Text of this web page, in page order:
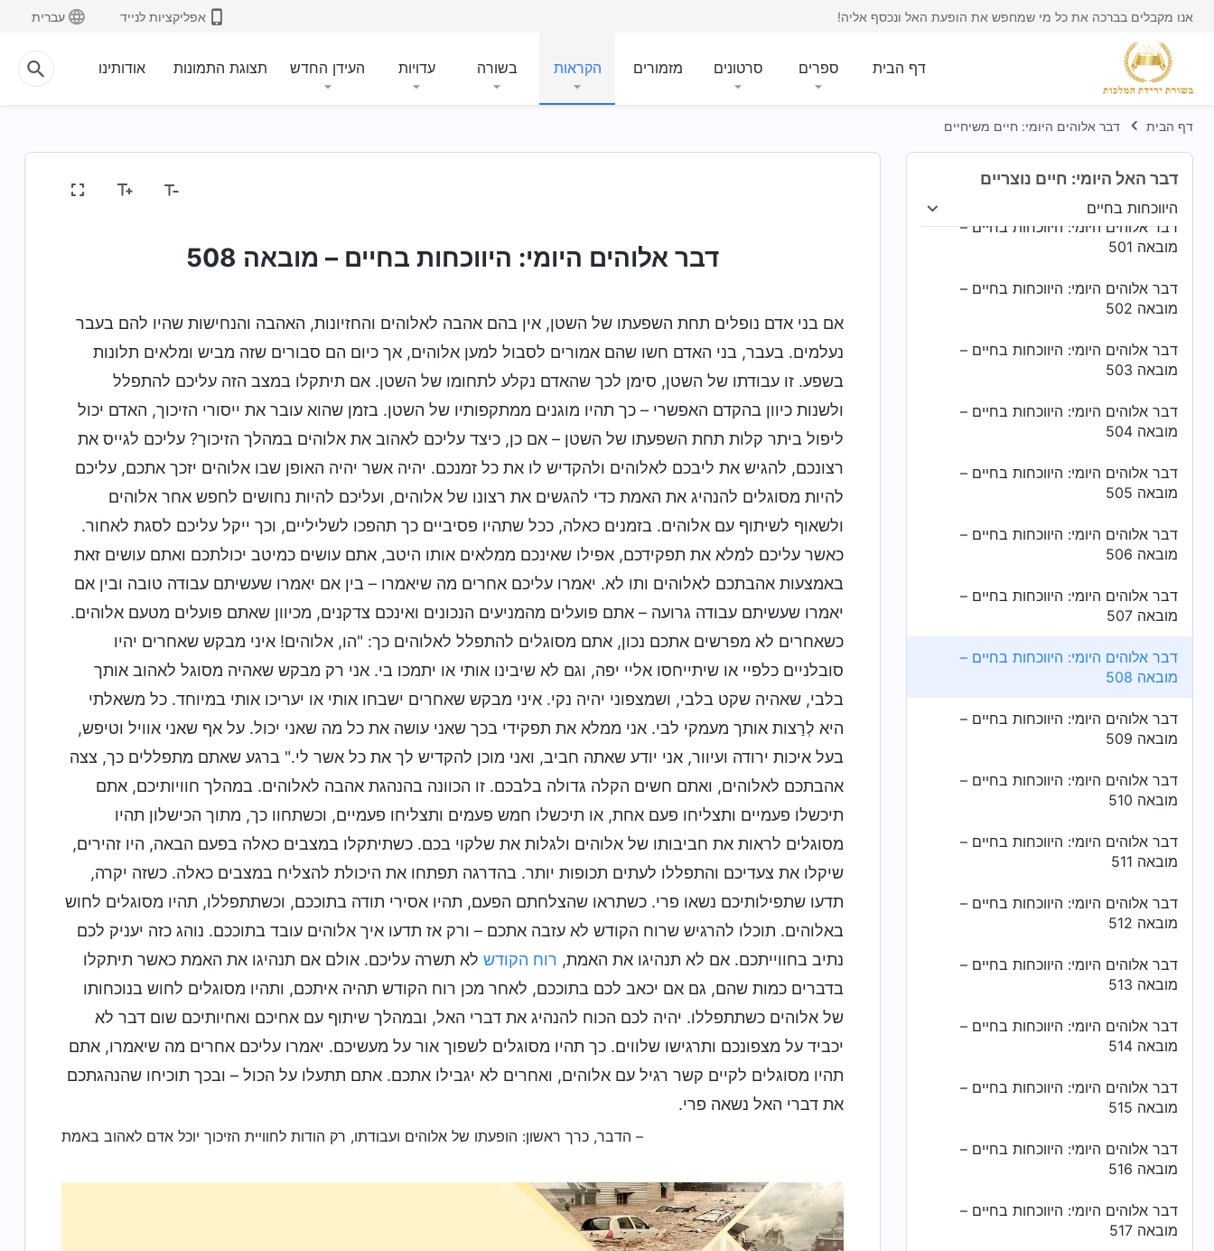
אנו מקבלים בברכה את כל מי שמחפש את הופעת האל ונכסף אליה! אפליקציות לנייד עברית
דף הבית ספרים סרטונים מזמורים הקראות בשורה עדויות העידן החדש תצוגת התמונות אודותינו
דף הבית דבר אלוהים היומי: חיים משיחיים
דבר האל היומי: חיים נוצריים
היווכחות בחיים
של האנושות היווכחות בחיים ייעודים ותוצאות
דבר אלוהים היומי: היווכחות בחיים –
מובאה 498
מובאה 499
מובאה 500
דבר אלוהים היומי: היווכחות בחיים –
מובאה 501
דבר אלוהים היומי: היווכחות בחיים –
מובאה 502
דבר אלוהים היומי: היווכחות בחיים –
מובאה 503
דבר אלוהים היומי: היווכחות בחיים –
מובאה 504
דבר אלוהים היומי: היווכחות בחיים –
מובאה 505
דבר אלוהים היומי: היווכחות בחיים –
מובאה 506
דבר אלוהים היומי: היווכחות בחיים –
מובאה 507
דבר אלוהים היומי: היווכחות בחיים –
מובאה 508
דבר אלוהים היומי: היווכחות בחיים –
מובאה 509
דבר אלוהים היומי: היווכחות בחיים –
מובאה 510
דבר אלוהים היומי: היווכחות בחיים –
מובאה 511
דבר אלוהים היומי: היווכחות בחיים –
מובאה 512
דבר אלוהים היומי: היווכחות בחיים –
מובאה 513
דבר אלוהים היומי: היווכחות בחיים –
מובאה 514
דבר אלוהים היומי: היווכחות בחיים –
מובאה 515
דבר אלוהים היומי: היווכחות בחיים –
מובאה 516
דבר אלוהים היומי: היווכחות בחיים –
מובאה 517
דבר אלוהים היומי: היווכחות בחיים – מובאה 508
אם בני אדם נופלים תחת השפעתו של השטן, אין בהם אהבה לאלוהים והחזיונות, האהבה והנחישות שהיו להם בעבר
נעלמים. בעבר, בני האדם חשו שהם אמורים לסבול למען אלוהים, אך כיום הם סבורים שזה מביש ומלאים תלונות
בשפע. זו עבודתו של השטן, סימן לכך שהאדם נקלע לתחומו של השטן. אם תיתקלו במצב הזה עליכם להתפלל
ולשנות כיוון בהקדם האפשרי – כך תהיו מוגנים ממתקפותיו של השטן. בזמן שהוא עובר את ייסורי הזיכוך, האדם יכול
ליפול ביתר קלות תחת השפעתו של השטן – אם כן, כיצד עליכם לאהוב את אלוהים במהלך הזיכוך? עליכם לגייס את
רצונכם, להגיש את ליבכם לאלוהים ולהקדיש לו את כל זמנכם. יהיה אשר יהיה האופן שבו אלוהים יזכך אתכם, עליכם
להיות מסוגלים להנהיג את האמת כדי להגשים את רצונו של אלוהים, ועליכם להיות נחושים לחפש אחר אלוהים
ולשאוף לשיתוף עם אלוהים. בזמנים כאלה, ככל שתהיו פסיביים כך תהפכו לשליליים, וכך ייקל עליכם לסגת לאחור.
כאשר עליכם למלא את תפקידכם, אפילו שאינכם ממלאים אותו היטב, אתם עושים כמיטב יכולתכם ואתם עושים זאת
באמצעות אהבתכם לאלוהים ותו לא. יאמרו עליכם אחרים מה שיאמרו – בין אם יאמרו שעשיתם עבודה טובה ובין אם
יאמרו שעשיתם עבודה גרועה – אתם פועלים מהמניעים הנכונים ואינכם צדקנים, מכיוון שאתם פועלים מטעם אלוהים.
כשאחרים לא מפרשים אתכם נכון, אתם מסוגלים להתפלל לאלוהים כך: "הו, אלוהים! איני מבקש שאחרים יהיו
סובלניים כלפיי או שיתייחסו אליי יפה, וגם לא שיבינו אותי או יתמכו בי. אני רק מבקש שאהיה מסוגל לאהוב אותך
בלבי, שאהיה שקט בלבי, ושמצפוני יהיה נקי. איני מבקש שאחרים ישבחו אותי או יעריכו אותי במיוחד. כל משאלתי
היא לְרַצות אותך מעמקי לבי. אני ממלא את תפקידי בכך שאני עושה את כל מה שאני יכול. על אף שאני אוויל וטיפש,
בעל איכות ירודה ועיוור, אני יודע שאתה חביב, ואני מוכן להקדיש לך את כל אשר לי." ברגע שאתם מתפללים כך, צצה
אהבתכם לאלוהים, ואתם חשים הקלה גדולה בלבכם. זו הכוונה בהנהגת אהבה לאלוהים. במהלך חוויותיכם, אתם
תיכשלו פעמיים ותצליחו פעם אחת, או תיכשלו חמש פעמים ותצליחו פעמיים, וכשתחוו כך, מתוך הכישלון תהיו
מסוגלים לראות את חביבותו של אלוהים ולגלות את שלקוי בכם. כשתיתקלו במצבים כאלה בפעם הבאה, היו זהירים,
שיקלו את צעדיכם והתפללו לעתים תכופות יותר. בהדרגה תפתחו את היכולת להצליח במצבים כאלה. כשזה יקרה,
תדעו שתפילותיכם נשאו פרי. כשתראו שהצלחתם הפעם, תהיו אסירי תודה בתוככם, וכשתתפללו, תהיו מסוגלים לחוש
באלוהים. תוכלו להרגיש שרוח הקודש לא עזבה אתכם – ורק אז תדעו איך אלוהים עובד בתוככם. נוהג כזה יעניק לכם
נתיב בחווייתכם. אם לא תנהיגו את האמת, רוח הקודש לא תשרה עליכם. אולם אם תנהיגו את האמת כאשר תיתקלו
בדברים כמות שהם, גם אם יכאב לכם בתוככם, לאחר מכן רוח הקודש תהיה איתכם, ותהיו מסוגלים לחוש בנוכחותו
של אלוהים כשתתפללו. יהיה לכם הכוח להנהיג את דברי האל, ובמהלך שיתוף עם אחיכם ואחיותיכם שום דבר לא
יכביד על מצפונכם ותרגישו שלווים. כך תהיו מסוגלים לשפוך אור על מעשיכם. יאמרו עליכם אחרים מה שיאמרו, אתם
תהיו מסוגלים לקיים קשר רגיל עם אלוהים, ואחרים לא יגבילו אתכם. אתם תתעלו על הכול – ובכך תוכיחו שהנהגתכם
את דברי האל נשאה פרי.
– הדבר, כרך ראשון: הופעתו של אלוהים ועבודתו, רק הודות לחוויית הזיכוך יוכל אדם לאהוב באמת